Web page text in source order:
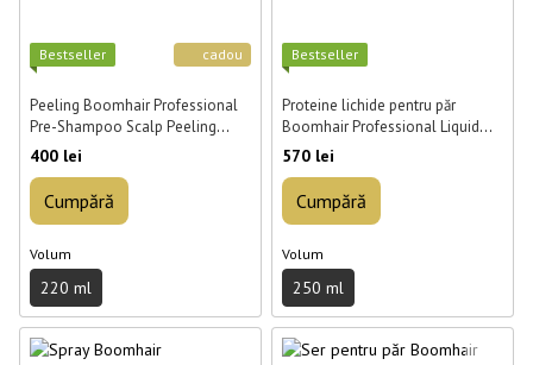
cadou
Best­seller
Peeling Boomhair Professional
Pre-Shampoo Scalp Peeling
pentru scalp 220 ml
400 lei
Cumpără
Volum
220 ml
Best­seller
Proteine lichide pentru păr
Boomhair Professional Liquid
Protein 250 ml
570 lei
Cumpără
Volum
250 ml